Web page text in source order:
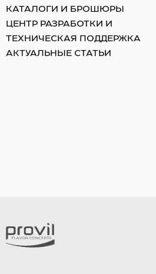
КАТАЛОГИ И БРОШЮРЫ
ЦЕНТР РАЗРАБОТКИ И
ТЕХНИЧЕСКАЯ ПОДДЕРЖКА
АКТУАЛЬНЫЕ СТАТЬИ